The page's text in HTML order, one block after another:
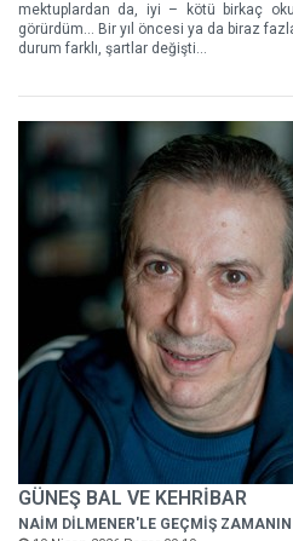
mektuplardan da, iyi – kötü birkaç
görürdüm... Bir yıl öncesi ya da biraz
durum farklı, şartlar değişti...
GÜNEŞ BAL VE KEHRİBAR
NAİM DİLMENER'LE GEÇMİŞ